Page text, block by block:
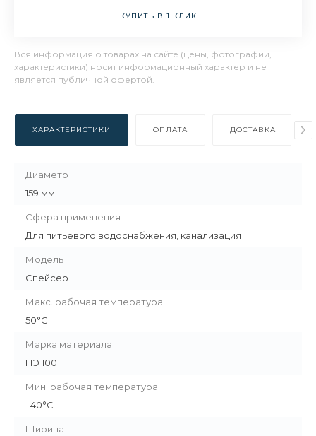
КУПИТЬ В 1 КЛИК
Вся информация о товарах на сайте (цены, фотографии,
характеристики) носит информационный характер и не
является публичной офертой.
ХАРАКТЕРИСТИКИ ОПЛАТА ДОСТАВКА
Диаметр
159 мм
Сфера применения
Для питьевого водоснабжения, канализация
Модель
Спейсер
Макс. рабочая температура
50°С
Марка материала
ПЭ 100
Мин. рабочая температура
–40°С
Ширина